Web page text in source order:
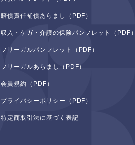
賠償責任補償あらまし（PDF）
収入・ケガ・介護の保険パンフレット（PDF）
フリーガルパンフレット（PDF）
フリーガルあらまし（PDF）
会員規約（PDF）
プライバシーポリシー（PDF）
特定商取引法に基づく表記